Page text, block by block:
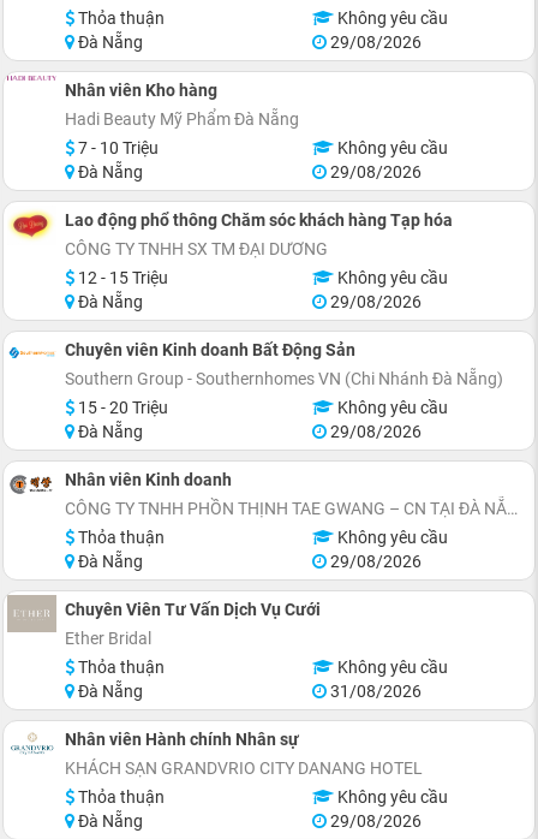
Thỏa thuận
Không yêu cầu
Đà Nẵng
29/08/2026
Nhân viên Kho hàng
Hadi Beauty Mỹ Phẩm Đà Nẵng
7 - 10 Triệu
Không yêu cầu
Đà Nẵng
29/08/2026
Lao động phổ thông Chăm sóc khách hàng Tạp hóa
CÔNG TY TNHH SX TM ĐẠI DƯƠNG
12 - 15 Triệu
Không yêu cầu
Đà Nẵng
29/08/2026
Chuyên viên Kinh doanh Bất Động Sản
Southern Group - Southernhomes VN (Chi Nhánh Đà Nẵng)
15 - 20 Triệu
Không yêu cầu
Đà Nẵng
29/08/2026
Nhân viên Kinh doanh
CÔNG TY TNHH PHỒN THỊNH TAE GWANG – CN TẠI ĐÀ NẴNG
Thỏa thuận
Không yêu cầu
Đà Nẵng
29/08/2026
Chuyên Viên Tư Vấn Dịch Vụ Cưới
Ether Bridal
Thỏa thuận
Không yêu cầu
Đà Nẵng
31/08/2026
Nhân viên Hành chính Nhân sự
KHÁCH SẠN GRANDVRIO CITY DANANG HOTEL
Thỏa thuận
Không yêu cầu
Đà Nẵng
29/08/2026